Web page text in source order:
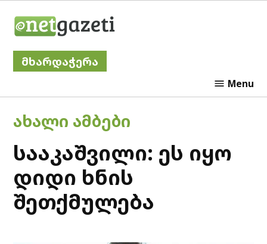
მხარდაჭერა
Menu
POSTED
IN
ᲐᲮᲐᲚᲘ ᲐᲛᲑᲔᲑᲘ
სააკაშვილი: ეს იყო
დიდი ხნის
შეთქმულება